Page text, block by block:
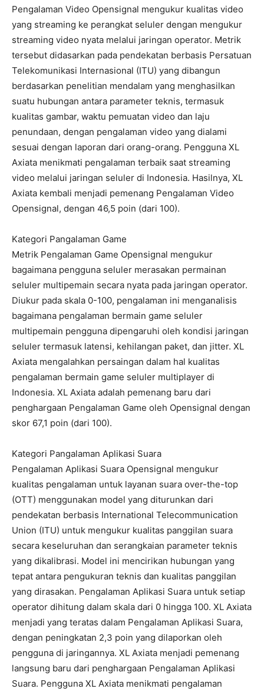
Pengalaman Video Opensignal mengukur kualitas video
yang streaming ke perangkat seluler dengan mengukur
streaming video nyata melalui jaringan operator. Metrik
tersebut didasarkan pada pendekatan berbasis Persatuan
Telekomunikasi Internasional (ITU) yang dibangun
berdasarkan penelitian mendalam yang menghasilkan
suatu hubungan antara parameter teknis, termasuk
kualitas gambar, waktu pemuatan video dan laju
penundaan, dengan pengalaman video yang dialami
sesuai dengan laporan dari orang-orang. Pengguna XL
Axiata menikmati pengalaman terbaik saat streaming
video melalui jaringan seluler di Indonesia. Hasilnya, XL
Axiata kembali menjadi pemenang Pengalaman Video
Opensignal, dengan 46,5 poin (dari 100).
Kategori Pangalaman Game
Metrik Pengalaman Game Opensignal mengukur
bagaimana pengguna seluler merasakan permainan
seluler multipemain secara nyata pada jaringan operator.
Diukur pada skala 0-100, pengalaman ini menganalisis
bagaimana pengalaman bermain game seluler
multipemain pengguna dipengaruhi oleh kondisi jaringan
seluler termasuk latensi, kehilangan paket, dan jitter. XL
Axiata mengalahkan persaingan dalam hal kualitas
pengalaman bermain game seluler multiplayer di
Indonesia. XL Axiata adalah pemenang baru dari
penghargaan Pengalaman Game oleh Opensignal dengan
skor 67,1 poin (dari 100).
Kategori Pangalaman Aplikasi Suara
Pengalaman Aplikasi Suara Opensignal mengukur
kualitas pengalaman untuk layanan suara over-the-top
(OTT) menggunakan model yang diturunkan dari
pendekatan berbasis International Telecommunication
Union (ITU) untuk mengukur kualitas panggilan suara
secara keseluruhan dan serangkaian parameter teknis
yang dikalibrasi. Model ini mencirikan hubungan yang
tepat antara pengukuran teknis dan kualitas panggilan
yang dirasakan. Pengalaman Aplikasi Suara untuk setiap
operator dihitung dalam skala dari 0 hingga 100. XL Axiata
menjadi yang teratas dalam Pengalaman Aplikasi Suara,
dengan peningkatan 2,3 poin yang dilaporkan oleh
pengguna di jaringannya. XL Axiata menjadi pemenang
langsung baru dari penghargaan Pengalaman Aplikasi
Suara. Pengguna XL Axiata menikmati pengalaman